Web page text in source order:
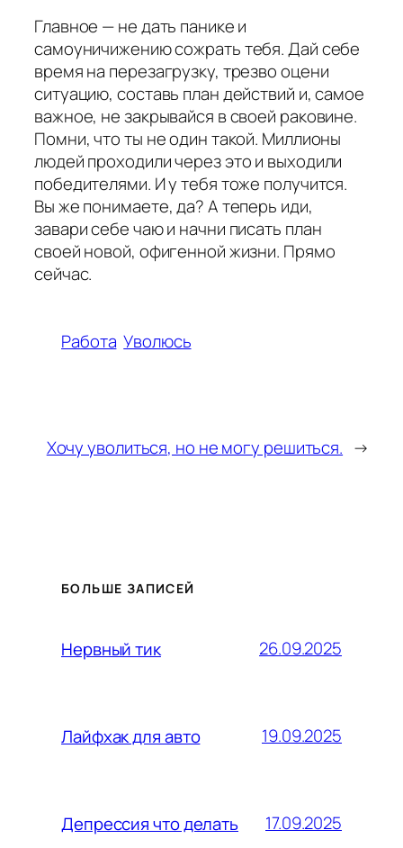
Главное — не дать панике и
самоуничижению сожрать тебя. Дай себе
время на перезагрузку, трезво оцени
ситуацию, составь план действий и, самое
важное, не закрывайся в своей раковине.
Помни, что ты не один такой. Миллионы
людей проходили через это и выходили
победителями. И у тебя тоже получится.
Вы же понимаете, да? А теперь иди,
завари себе чаю и начни писать план
своей новой, офигенной жизни. Прямо
сейчас.
Работа Уволюсь
Хочу уволиться, но не могу решиться. →
БОЛЬШЕ ЗАПИСЕЙ
Нервный тик 26.09.2025
Лайфхак для авто 19.09.2025
Депрессия что делать 17.09.2025